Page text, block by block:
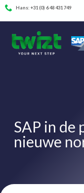
Ga
naar
inhoud
Hans: +31 (0) 6 48 431 749
consultants
SAP in de
nieuwe